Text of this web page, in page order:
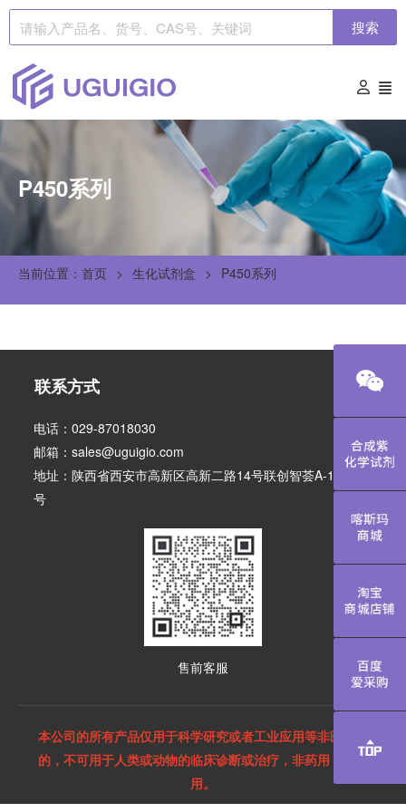
搜索
P450系列
当前位置：首页 生化试剂盒 P450系列
联系方式
电话：029-87018030
邮箱：sales@uguigio.com
地址：陕西省西安市高新区高新二路14号联创智荟A-108-10
号
售前客服
本公司的所有产品仅用于科学研究或者工业应用等非医疗目
的，不可用于人类或动物的临床诊断或治疗，非药用，非食
用。
合成紫化
喀斯玛商
淘宝商城
百度爱采购